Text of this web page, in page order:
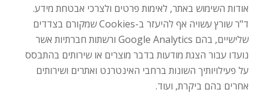
אודות השימוש באתר, לאימות פרטים ולצרכי אבטחת מידע.
ד"ר שורץ עשויה אף להיעזר ב-Cookies שמקורם בצדדים
שלישיים, בהם Google Analytics ורשתות חברתיות אשר
נועדו עבור הצגת מודעות בדבר מוצרים או שירותים בהתבסס
על פעילויותיך השונות ברחבי האינטרנט ואתרים ושירותים
אחרים בהם ביקרת, ועוד.